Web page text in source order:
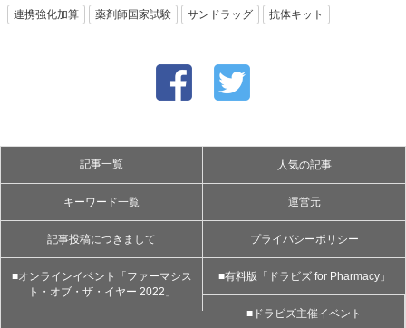
連携強化加算 薬剤師国家試験 サンドラッグ 抗体キット
記事一覧 人気の記事
キーワード一覧 運営元
記事投稿につきまして プライバシーポリシー
■オンラインイベント「ファーマシス
ト・オブ・ザ・イヤー 2022」
■有料版「ドラビズ for Pharmacy」
■ドラビズ主催イベント